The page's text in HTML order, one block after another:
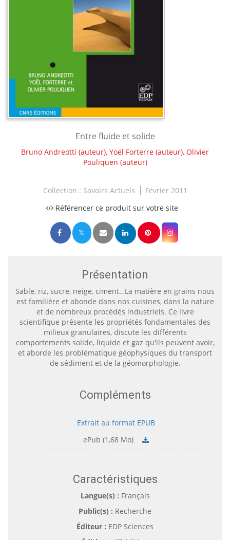
Entre fluide et solide
Bruno Andreotti (auteur), Yoël Forterre (auteur), Olivier
Pouliquen (auteur)
Collection : Savoirs Actuels
Février 2011
Référencer ce produit sur votre site
Présentation
Sable, riz, sucre, neige, ciment…La matière en grains nous
est familière et abonde dans nos cuisines, dans la nature
et de nombreux procédés industriels. Ce livre
scientifique présente les propriétés fondamentales des
milieux granulaires, discute les différents
comportements solide, liquide et gaz qu'ils peuvent avoir,
et aborde les problématique géophysiques du transport
de sédiment et de la géomorphologie.
Compléments
Extrait au format EPUB
ePub (1,68 Mo)
Caractéristiques
Langue(s) : Français
Public(s) : Recherche
Éditeur : EDP Sciences